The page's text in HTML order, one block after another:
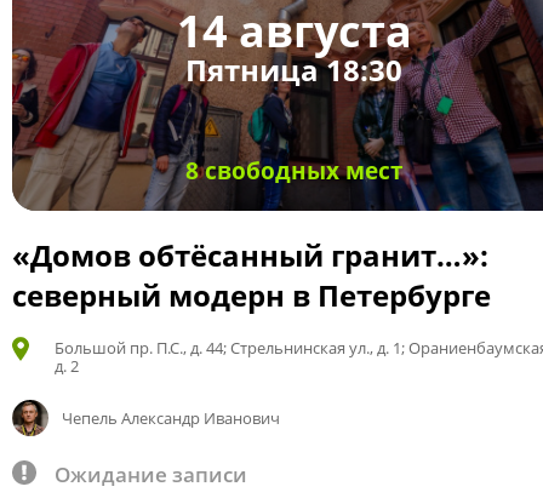
14 августа
Пятница 18:30
8 свободных мест
«Домов обтёсанный гранит…»:
северный модерн в Петербурге
Большой пр. П.С., д. 44; Стрельнинская ул., д. 1;
д. 2
Чепель Александр Иванович
Ожидание записи